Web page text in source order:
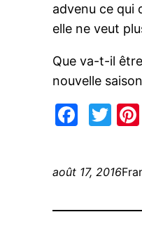
advenu ce qui
elle ne veut
Que va-t-il
nouvelle
août 17, 2016